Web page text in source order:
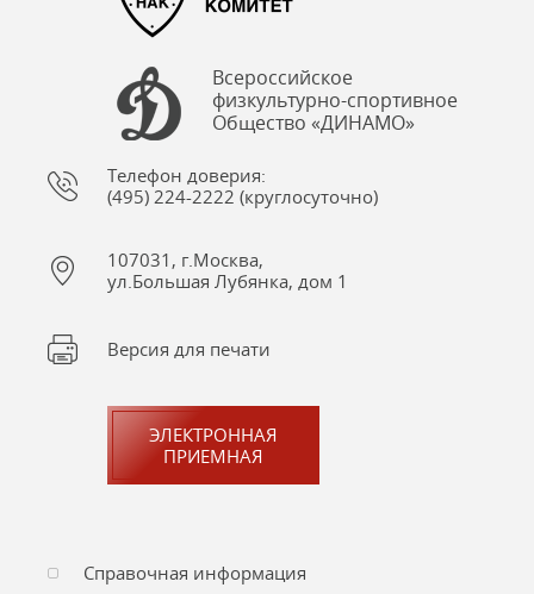
Всероссийское
физкультурно-спортивное
Общество «ДИНАМО»
Телефон доверия:
(495) 224-2222 (круглосуточно)
107031, г.Москва,
ул.Большая Лубянка, дом 1
Версия для печати
ЭЛЕКТРОННАЯ
ПРИЕМНАЯ
Справочная информация